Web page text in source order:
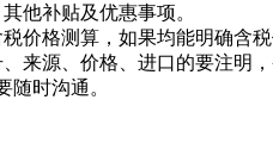
他补贴及优惠事项。
价格测算，如果均能明确含
来源、价格、进口的要注明
随时沟通。